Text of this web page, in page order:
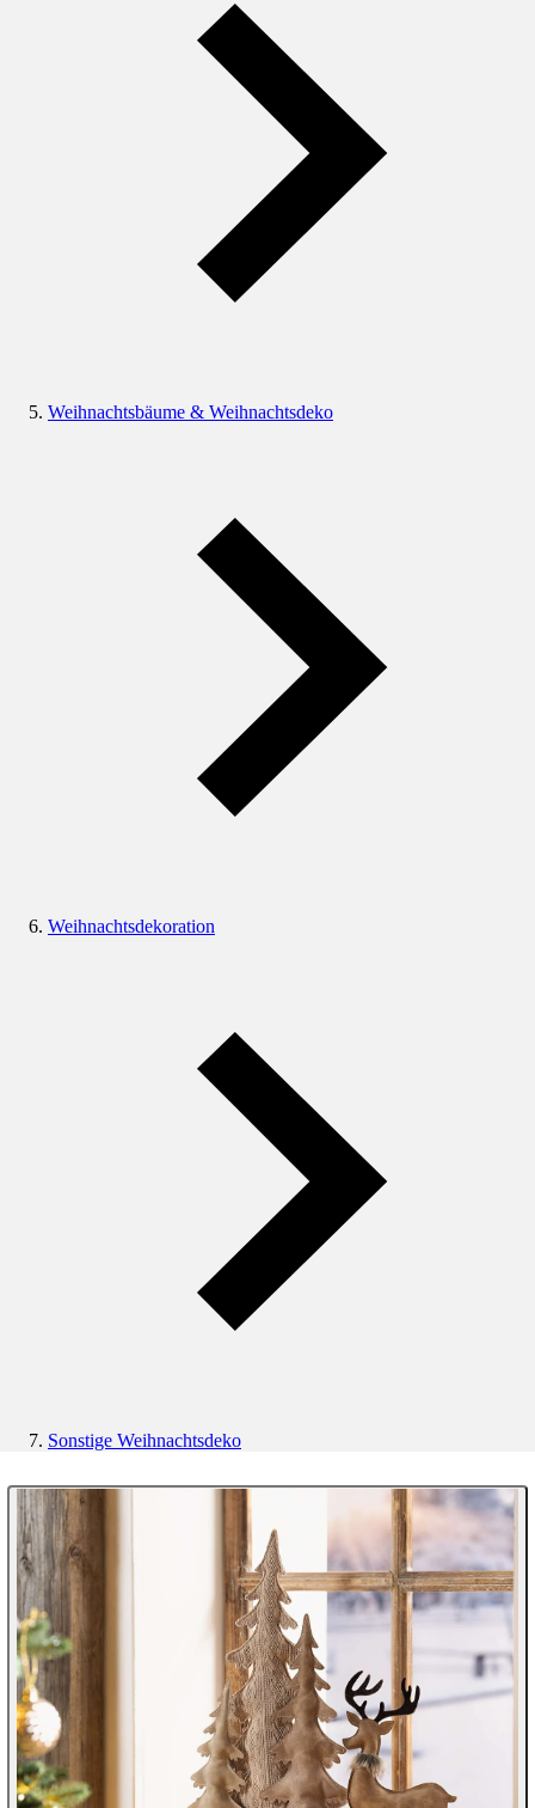
Weihnachtsbäume & Weihnachtsdeko
Weihnachtsdekoration
Sonstige Weihnachtsdeko